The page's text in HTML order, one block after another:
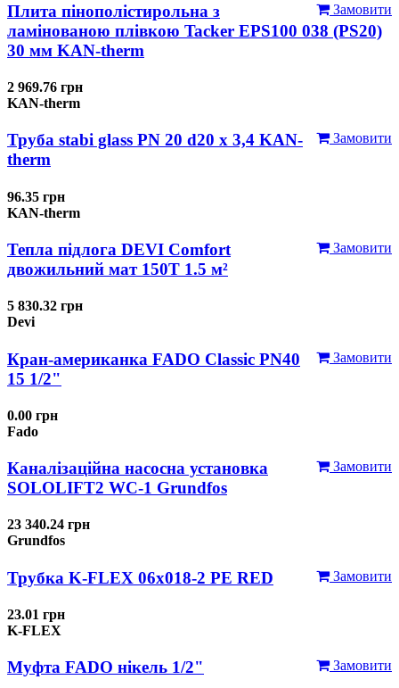
Замовити
Плита пінополістирольна з
ламінованою плівкою Tacker EPS100 038 (PS20)
30 мм KAN-therm
2 969.76 грн
KAN-therm
Замовити
Труба stabi glass PN 20 d20 х 3,4 KAN-
therm
96.35 грн
KAN-therm
Замовити
Тепла підлога DEVI Comfort
двожильний мат 150T 1.5 м²
5 830.32 грн
Devi
Замовити
Кран-американка FADO Classic PN40
15 1/2"
0.00 грн
Fado
Замовити
Каналізаційна насосна установка
SOLOLIFT2 WC-1 Grundfos
23 340.24 грн
Grundfos
Замовити
Трубка K-FLEX 06x018-2 РЕ RED
23.01 грн
K-FLEX
Замовити
Муфта FADO нікель 1/2"